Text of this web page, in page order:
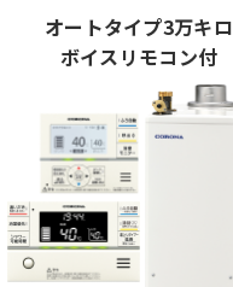
オートタイプ3万キロ
ボイスリモコン付